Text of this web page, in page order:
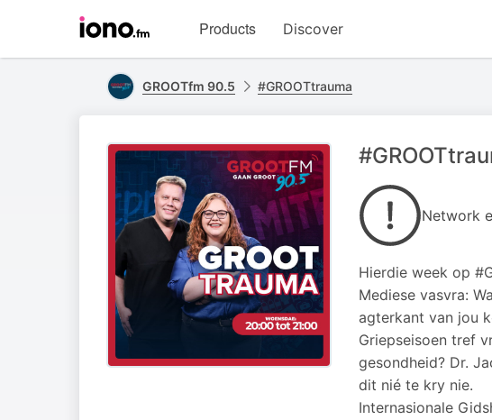
homepage
Products Discover
GROOTfm 90.5 #GROOTtrauma
Network
Hierdie week op
Mediese vasvra:
agterkant van jou
Griepseisoen tref
gesondheid? Dr.
dit nié te kry nie.
Internasionale